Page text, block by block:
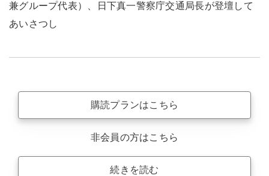
兼グループ代表）、日下真一警察庁交通局長が登壇して
あいさつし
購読プランはこちら
非会員の方はこちら
続きを読む